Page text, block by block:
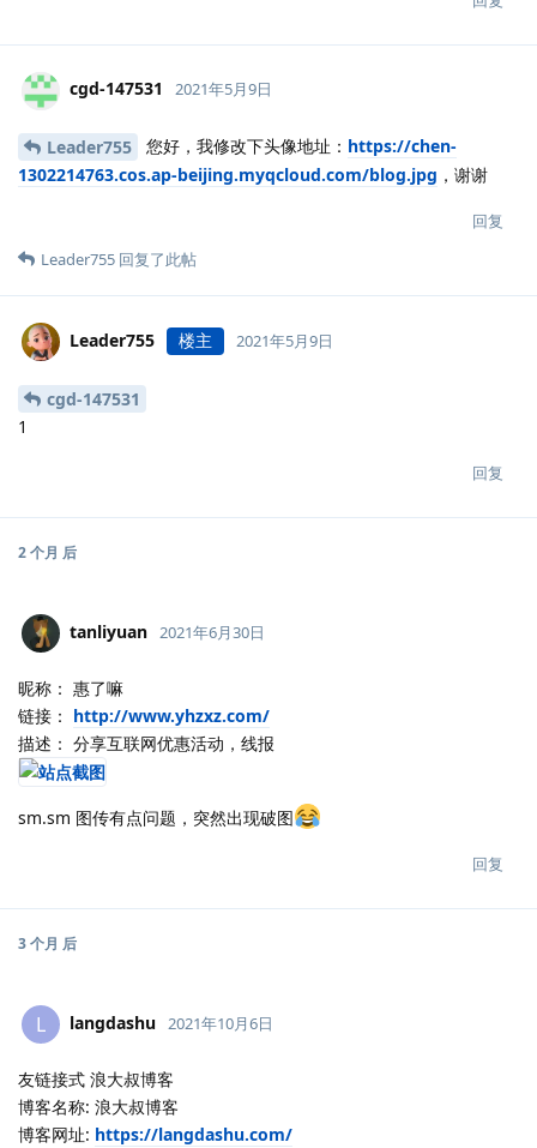
cgd-147531 2021年5月9日
Leader755 您好，我修改下头像地址： https://chen-
1302214763.cos.ap-beijing.myqcloud.com/blog.jpg ，谢谢
回复
Leader755 回复了此帖
Leader755 楼主 2021年5月9日
cgd-147531
1
回复
2 个月 后
tanliyuan 2021年6月30日
昵称： 惠了嘛
链接： http://www.yhzxz.com/
描述： 分享互联网优惠活动，线报
sm.sm 图传有点问题，突然出现破图
回复
3 个月 后
L langdashu 2021年10月6日
友链接式 浪大叔博客
博客名称: 浪大叔博客
博客网址: https://langdashu.com/